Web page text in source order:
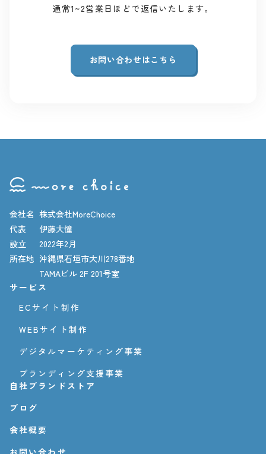
通常1~2営業日ほどで返信いたします。
お問い合わせはこちら
会社名 株式会社MoreChoice
代表
伊藤大憧
設立
2022年2月
所在地 沖縄県石垣市大川278番地
TAMAビル 2F 201号室
サービス
ECサイト制作
WEBサイト制作
デジタルマーケティング事業
ブランディング支援事業
自社ブランドストア
ブログ
会社概要
お問い合わせ